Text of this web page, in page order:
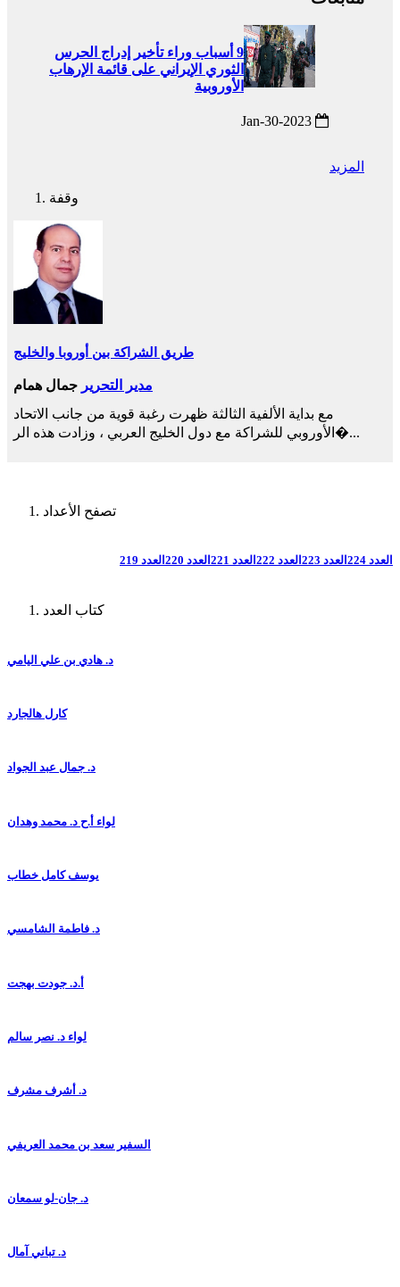
9 أسباب وراء تأخير إدراج الحرس
الثوري الإيراني على قائمة الإرهاب
الأوروبية
المزيد
وقفة
طريق الشراكة بين أوروبا والخليج
مدير التحرير جمال همام
مع بداية الألفية الثالثة ظهرت رغبة قوية من جانب الاتحاد
الأوروبي للشراكة مع دول الخليج العربي ، وزادت هذه الر�...
تصفح الأعداد
العدد 224 العدد 223 العدد 222 العدد 221 العدد 220 العدد 219
كتاب العدد
د. هادي بن علي اليامي
كارل هالجارد
د. جمال عبد الجواد
لواء أ.ح د. محمد وهدان
يوسف كامل خطاب
د. فاطمة الشامسي
أ.د. جودت بهجت
لواء د. نصر سالم
د. أشرف مشرف
السفير سعد بن محمد العريفي
د. جان-لو سمعان
د. تباني آمال